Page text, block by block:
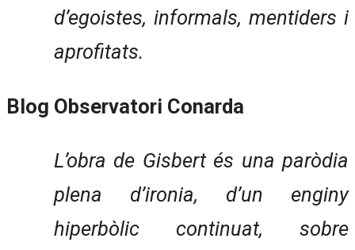
d’egoistes, informals, mentiders i
aprofitats.
Blog Observatori Conarda
L’obra de Gisbert és una paròdia
plena d’ironia, d’un enginy
hiperbòlic continuat, sobre